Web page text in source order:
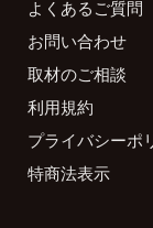
よくあるご質問
お問い合わせ
取材のご相談
利用規約
プライバシーポ
特商法表示